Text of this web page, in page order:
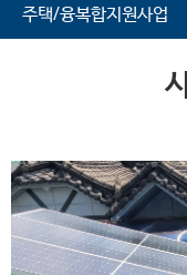
주택/융복합지원사업